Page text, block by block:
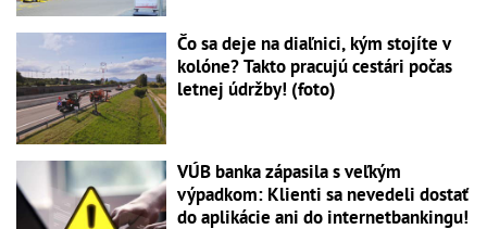
Čo sa deje na diaľnici, kým stojíte v
kolóne? Takto pracujú cestári počas
letnej údržby! (foto)
VÚB banka zápasila s veľkým
výpadkom: Klienti sa nevedeli dostať
do aplikácie ani do internetbankingu!